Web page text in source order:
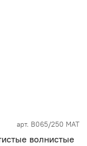
арт. В065/250 МАТ
волнистые